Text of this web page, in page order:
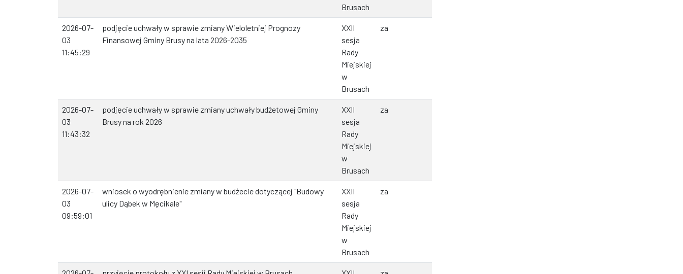
Brusach
2026-07-
03
11:45:29
podjęcie uchwały w sprawie zmiany Wieloletniej Prognozy
Finansowej Gminy Brusy na lata 2026-2035
XXII
sesja
Rady
Miejskiej
w
Brusach
za
2026-07-
03
11:43:32
podjęcie uchwały w sprawie zmiany uchwały budżetowej Gminy
Brusy na rok 2026
XXII
sesja
Rady
Miejskiej
w
Brusach
za
2026-07-
03
09:59:01
wniosek o wyodrębnienie zmiany w budżecie dotyczącej "Budowy
ulicy Dąbek w Męcikale"
XXII
sesja
Rady
Miejskiej
w
Brusach
za